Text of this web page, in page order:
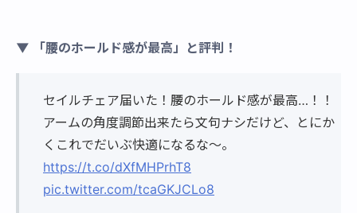
▼ 「腰のホールド感が最高」と評判！
セイルチェア届いた！腰のホールド感が最高…！！
アームの角度調節出来たら文句ナシだけど、とにか
くこれでだいぶ快適になるな〜。
https://t.co/dXfMHPrhT8
pic.twitter.com/tcaGKJCLo8